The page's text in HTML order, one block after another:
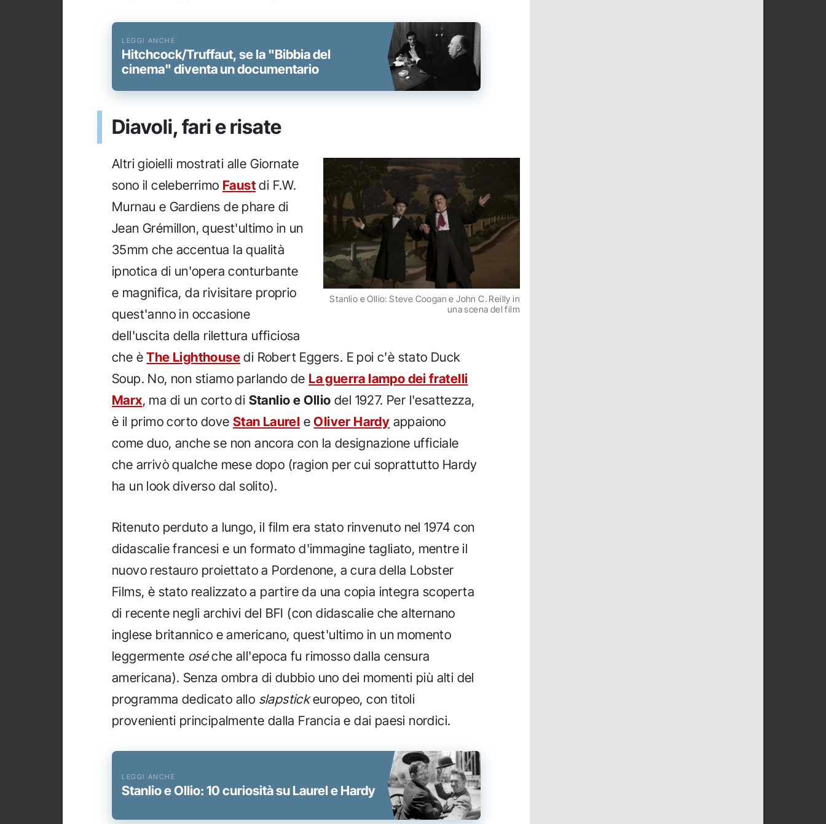
Hitchcock/Truffaut, se la "Bibbia del
cinema" diventa un documentario
Diavoli, fari e risate
Stanlio e Ollio: Steve Coogan e John C. Reilly in
una scena del film
Altri gioielli mostrati alle Giornate
sono il celeberrimo Faust di F.W.
Murnau e Gardiens de phare di
Jean Grémillon, quest'ultimo in un
35mm che accentua la qualità
ipnotica di un'opera conturbante
e magnifica, da rivisitare proprio
quest'anno in occasione
dell'uscita della rilettura ufficiosa
che èThe Lighthouse di Robert Eggers. E poi c'è stato Duck
Soup. No, non stiamo parlando de La guerra lampo dei fratelli
Marx, ma di un corto di Stanlio e Ollio del 1927. Per l'esattezza,
è il primo corto dove Stan Laurel eOliver Hardy appaiono
come duo, anche se non ancora con la designazione ufficiale
che arrivò qualche mese dopo (ragion per cui soprattutto Hardy
ha un look diverso dal solito).
Ritenuto perduto a lungo, il film era stato rinvenuto nel 1974 con
didascalie francesi e un formato d'immagine tagliato, mentre il
nuovo restauro proiettato a Pordenone, a cura della Lobster
Films, è stato realizzato a partire da una copia integra scoperta
di recente negli archivi del BFI (con didascalie che alternano
inglese britannico e americano, quest'ultimo in un momento
leggermente oséche all'epoca fu rimosso dalla censura
americana). Senza ombra di dubbio uno dei momenti più alti del
programma dedicato allo slapstickeuropeo, con titoli
provenienti principalmente dalla Francia e dai paesi nordici.
Stanlio e Ollio: 10 curiosità su Laurel e Hardy